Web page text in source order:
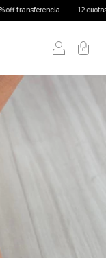
12 cuotas s/interés en
0